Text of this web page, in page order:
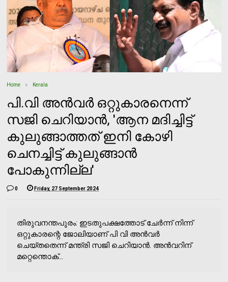
Home Kerala
പി.വി അന്‍വര്‍ ഒറ്റുകാരനെന്ന്
സജി ചെറിയാന്‍, 'ആന മദിച്ചിട്ട്
കുലുങ്ങാത്തത് ഇനി കോഴി
ചെനച്ചിട്ട് കുലുങ്ങാന്‍
പോകുന്നില്ല'
0 Friday, 27 September 2024
തിരുവനന്തപുരം: ഇടതുപക്ഷത്തോട് ചേര്‍ന്ന് നിന്ന്
ഒറ്റുകാരന്റെ ജോലിയാണ് പി വി അന്‍വര്‍
ചെയ്തതെന്ന് മന്ത്രി സജി ചെറിയാന്‍. അന്‍വറിന്
മറ്റെന്തൊക്...